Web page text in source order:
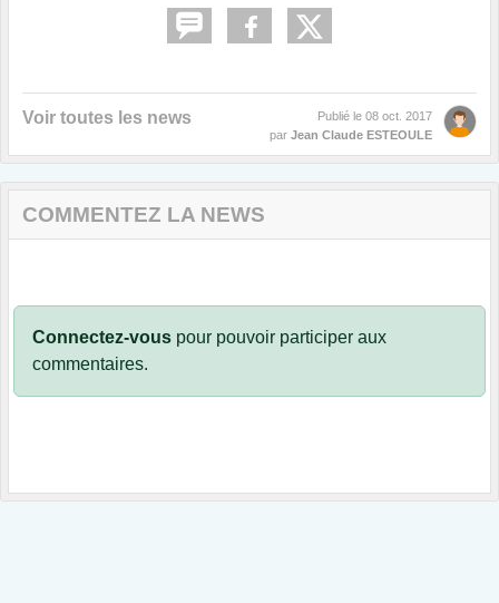
Voir toutes les news Publié le 08 oct. 2017
par Jean Claude ESTEOULE
COMMENTEZ LA NEWS
Connectez-vous pour pouvoir participer aux
commentaires.